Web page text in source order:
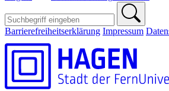
Barrierefreiheitserklärung Impressum